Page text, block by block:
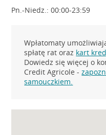
Pn.-Niedz.: 00:00-23:59
Wpłatomaty
spłatę rat oraz kart
Dowiedz się więcej o
Credit Agricole -
samouczkiem.